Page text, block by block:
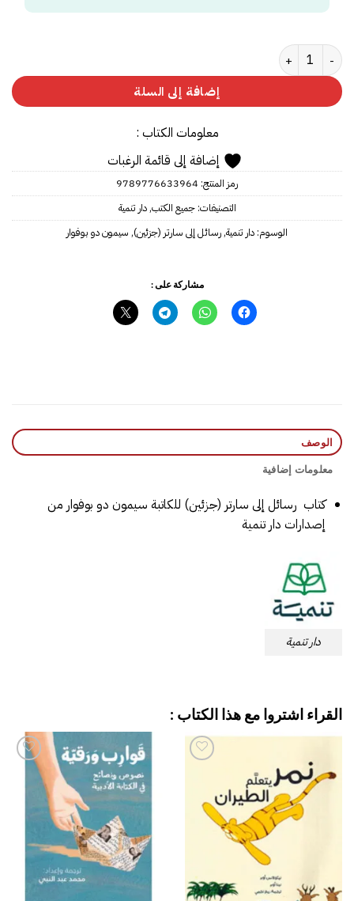
كمية رسائل إلى سارتر (جزئين)
إضافة إلى السلة
معلومات الكتاب :
إضافة إلى قائمة الرغبات
رمز المنتج: 9789776633964
التصنيفات:جميع الكتب,دار تنمية
الوسوم: دار تنمية,رسائل إلى سارتر (جزئين), سيمون دو بوفوار
مشاركة على :
الوصف
معلومات إضافية
كتاب رسائل إلى سارتر (جزئين) للكاتبة سيمون دو بوفوار من
إصدارات دار تنمية
دار تنمية
القراء اشتروا مع هذا الكتاب :
الرغبات